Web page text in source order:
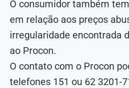
O consumidor também
em relação aos preços
irregularidade encontrada
ao Procon.
O contato com o Procon
telefones 151 ou 62 3201-